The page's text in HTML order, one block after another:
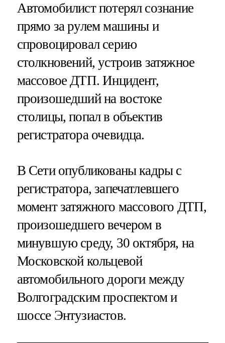
Автомобилист потерял сознание
прямо за рулем машины и
спровоцировал серию
столкновений, устроив затяжное
массовое ДТП. Инцидент,
произошедший на востоке
столицы, попал в объектив
регистратора очевидца.
В Сети опубликованы кадры с
регистратора, запечатлевшего
момент затяжного массового ДТП,
произошедшего вечером в
минувшую среду, 30 октября, на
Московской кольцевой
автомобильного дороги между
Волгоградским проспектом и
шоссе Энтузиастов.